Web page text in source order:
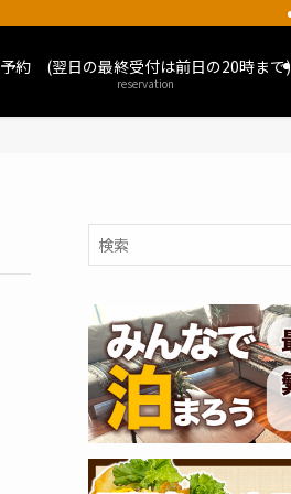
予約 (翌日の最終受付は前日の20時まで)
reservation